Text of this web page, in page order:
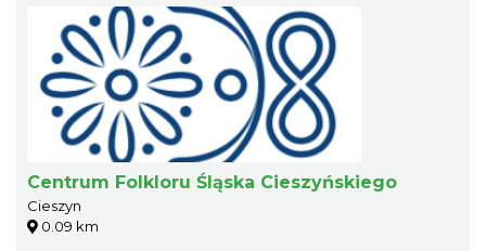
Centrum Folkloru Śląska Cieszyńskiego
Cieszyn
0.09 km